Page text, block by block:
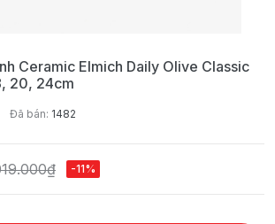
Ceramic Elmich Daily Olive Classic
20, 24cm
Đã bán: 1482
-11%